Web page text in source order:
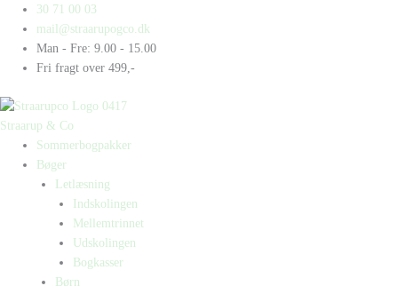
indholdet
30 71 00 03
mail@straarupogco.dk
Man - Fre: 9.00 - 15.00
Fri fragt over 499,-
Straarup & Co
Sommerbogpakker
Bøger
Letlæsning
Indskolingen
Mellemtrinnet
Udskolingen
Bogkasser
Børn
Products
search
Products
search